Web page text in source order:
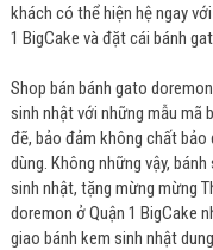
khách có thể hiện hệ ngay
1 BigCake và đặt cái bánh
Shop bán bánh gato
sinh nhật với những mẫu mã
đẽ, bảo đảm không chất
dùng. Không những vậy,
sinh nhật, tặng mừng mừng
doremon ở Quận 1 BigCake
giao bánh kem sinh nhật